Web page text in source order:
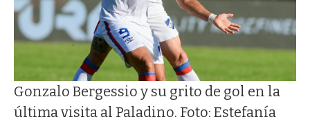
Gonzalo Bergessio y su grito de gol en la
última visita al Paladino. Foto: Estefanía